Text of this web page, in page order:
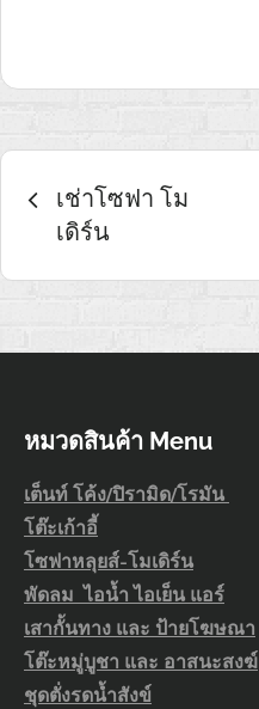
เมนู
นำทาง
เช่าโซฟา โม
เดิร์น
หมวดสินค้า Menu
เต็นท์ โค้ง/ปิรามิด/โรมัน
โต๊ะเก้าอี้
โซฟาหลุยส์-โมเดิร์น
พัดลม ไอน้ำ ไอเย็น แอร์
เสากั้นทาง และ ป้ายโฆษณา
โต๊ะหมู่บูชา และ อาสนะสงฆ์
ชุดตั่งรดน้ำสังข์